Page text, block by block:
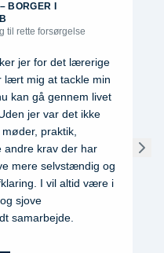
– BORGER I
til rette forsørgelse
jer for det lærerige
lært mig at tackle min
kan gå gennem livet
jer var det ikke
praktik,
andre krav der har
mere selvstændig og
I vil altid være i
sjove
samarbejde.